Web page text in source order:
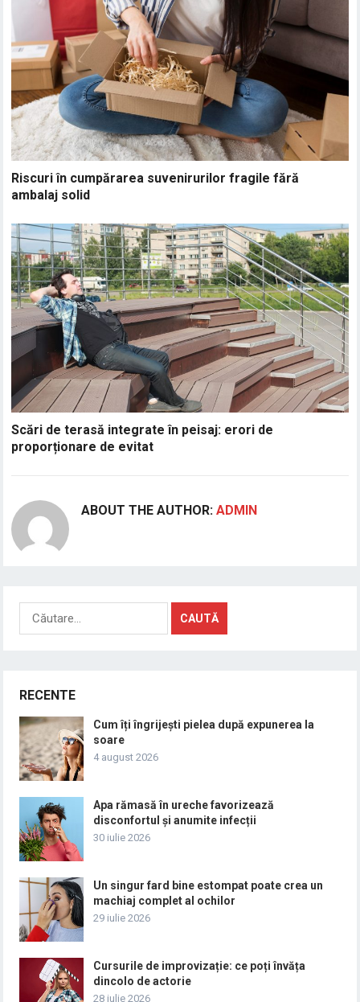
Riscuri în cumpărarea suvenirurilor fragile fără
ambalaj solid
Scări de terasă integrate în peisaj: erori de
proporționare de evitat
ABOUT THE AUTHOR:ADMIN
Caută
după:
RECENTE
Cum îți îngrijești pielea după expunerea la
soare
4 august 2026
Apa rămasă în ureche favorizează
disconfortul și anumite infecții
30 iulie 2026
Un singur fard bine estompat poate crea un
machiaj complet al ochilor
29 iulie 2026
Cursurile de improvizație: ce poți învăța
dincolo de actorie
28 iulie 2026